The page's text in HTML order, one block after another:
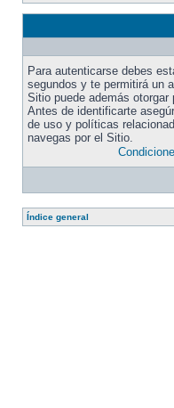
Para autenticarse debes
segundos y te permitirá un
Sitio puede además
Antes de identificarte
de uso y políticas
navegas por el Sitio.
Índice general